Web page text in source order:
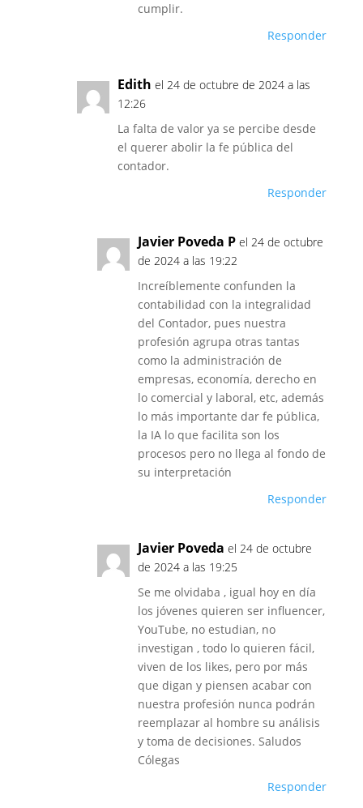
cumplir.
Responder
Edith el 24 de octubre de 2024 a las
12:26
La falta de valor ya se percibe desde
el querer abolir la fe pública del
contador.
Responder
Javier Poveda P el 24 de octubre
de 2024 a las 19:22
Increíblemente confunden la
contabilidad con la integralidad
del Contador, pues nuestra
profesión agrupa otras tantas
como la administración de
empresas, economía, derecho en
lo comercial y laboral, etc, además
lo más importante dar fe pública,
la IA lo que facilita son los
procesos pero no llega al fondo de
su interpretación
Responder
Javier Poveda el 24 de octubre
de 2024 a las 19:25
Se me olvidaba , igual hoy en día
los jóvenes quieren ser influencer,
YouTube, no estudian, no
investigan , todo lo quieren fácil,
viven de los likes, pero por más
que digan y piensen acabar con
nuestra profesión nunca podrán
reemplazar al hombre su análisis
y toma de decisiones. Saludos
Cólegas
Responder